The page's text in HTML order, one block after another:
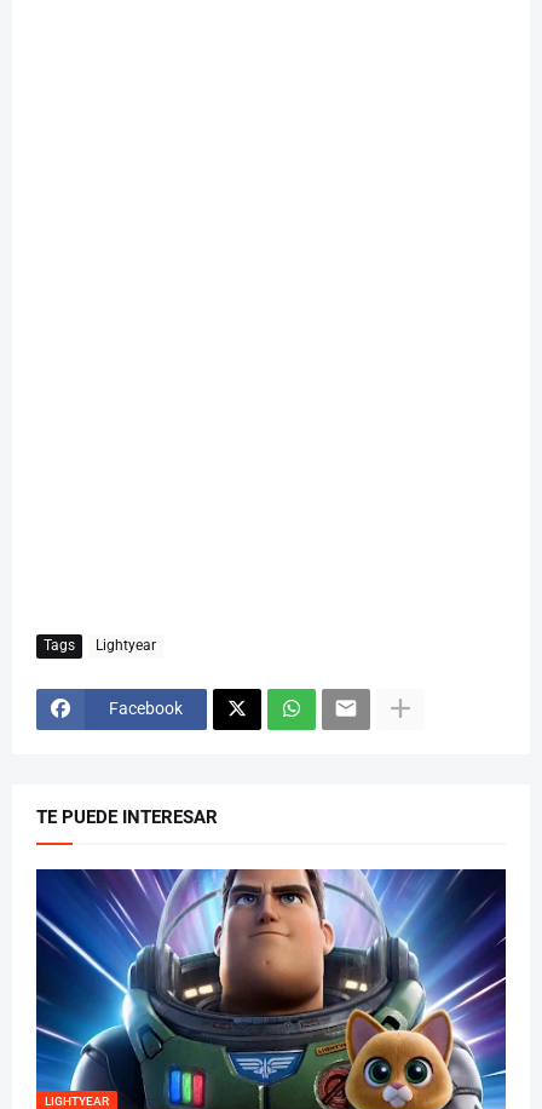
Tags Lightyear
Facebook
TE PUEDE INTERESAR
LIGHTYEAR